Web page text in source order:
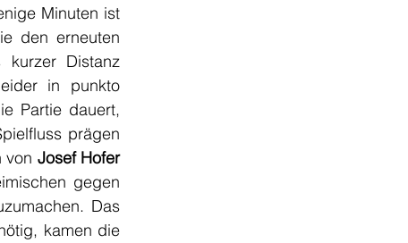
Minuten ist
den erneuten
kurzer Distanz
in punkto
Partie dauert,
prägen
von Josef Hofer
gegen
Das
kamen die